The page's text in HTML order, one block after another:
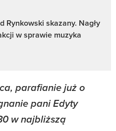
Rynkowski skazany. Nagły
w sprawie muzyka
parafianie już o
pani Edyty
w najbliższą